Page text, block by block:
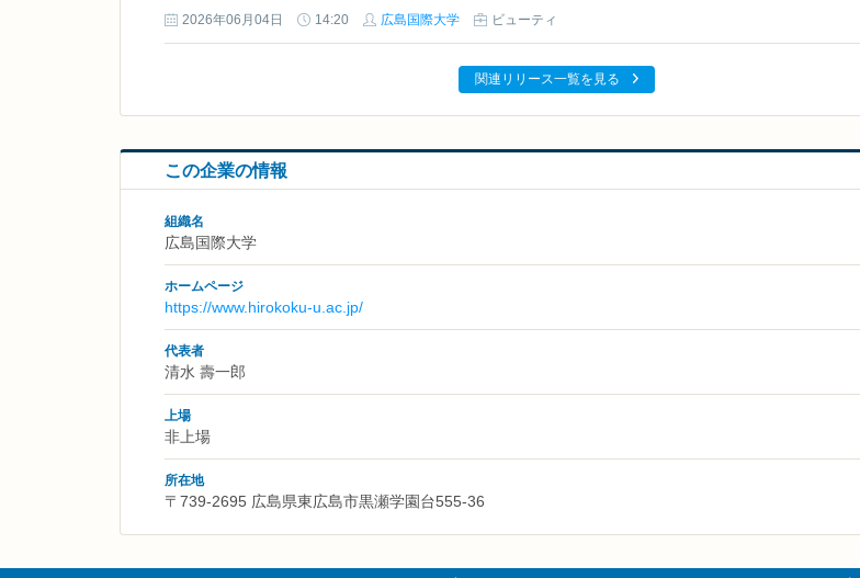
2026年06月04日 14:20 広島国際大学 ビューティ
関連リリース一覧を見る
この企業の情報
組織名
広島国際大学
ホームページ
https://www.hirokoku-u.ac.jp/
代表者
清水 壽一郎
上場
非上場
所在地
〒739-2695 広島県東広島市黒瀬学園台555-36